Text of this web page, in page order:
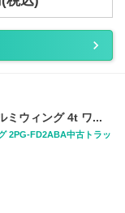
ミウィング 4t ワ...
2PG-FD2ABA中古トラッ